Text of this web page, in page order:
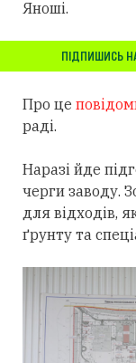
Яноші.
ПІДПИШИСЬ
Про це
раді.
Наразі йде
черги заводу.
для відходів,
ґрунту та